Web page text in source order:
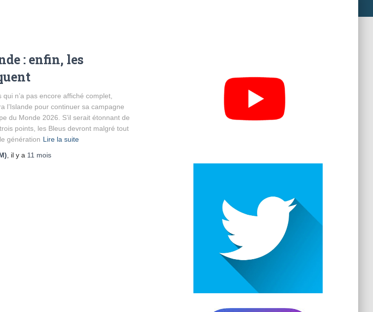
: enfin, les
n’a pas encore affiché complet,
l’Islande pour continuer sa campagne
du Monde 2026. S’il serait étonnant de
points, les Bleus devront malgré tout
génération Lire la suite
, il y a 11 mois